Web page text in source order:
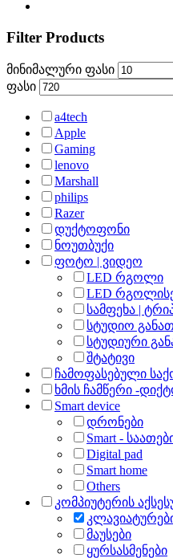
Filter Products
მინიმალური ფასი
ფასი
a4tech
Apple
Gaming
lenovo
Marshall
philips
Razer
დუქტოფონი
ნოუთბუქი
ფოტო | ვიდეო
LED რგოლი
LED
სამფეხა |
სტუდიო
სტუდიური
შტატივი
ჩამოფასებული
ხმის ჩამწერი -
Smart device
დრონები
Smart -
Digital pad
Smart home
Others
კომპიუტერის
მაუსები
ყურსასმენები